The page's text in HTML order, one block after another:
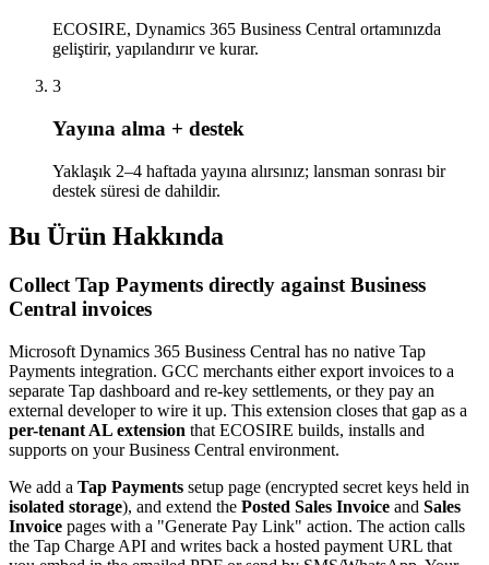
ECOSIRE, Dynamics 365 Business Central ortamınızda
geliştirir, yapılandırır ve kurar.
3
Yayına alma + destek
Yaklaşık 2–4 haftada yayına alırsınız; lansman sonrası bir
destek süresi de dahildir.
Bu Ürün Hakkında
Collect Tap Payments directly against Business
Central invoices
Microsoft Dynamics 365 Business Central has no native Tap
Payments integration. GCC merchants either export invoices to a
separate Tap dashboard and re-key settlements, or they pay an
external developer to wire it up. This extension closes that gap as a
per-tenant AL extension that ECOSIRE builds, installs and
supports on your Business Central environment.
We add a Tap Payments setup page (encrypted secret keys held in
isolated storage), and extend the Posted Sales Invoice and Sales
Invoice pages with a "Generate Pay Link" action. The action calls
the Tap Charge API and writes back a hosted payment URL that